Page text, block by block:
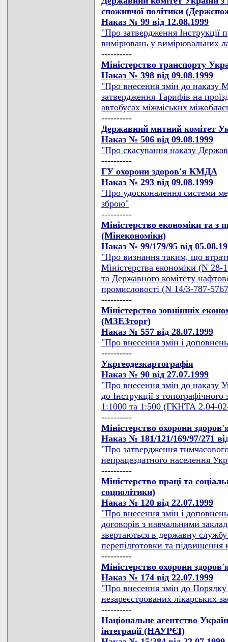
споживчої політики
Наказ № 99 від 12.08.1999
"Про затвердження Інструкції
вимірювань у вимірювальних
----------
Міністерство транспорту
Наказ № 398 від 09.08.1999
"Про внесення змін до наказу
затвердження Тарифів на
автобусах міжміських
----------
Державний митний комітет
Наказ № 506 від 09.08.1999
"Про скасування наказу
----------
ГУ охорони здоров'я КМДА
Наказ № 293 від 09.08.1999
"Про удосконалення системи
зброю"
----------
Міністерство економіки та з
(Мінекономіки)
Наказ № 99/179/95 від
"Про визнання таким, що
Міністерства економіки (N 28-
та Державного комітету
промисловості (N 14/3-787-
----------
Міністерство зовнішніх
(МЗЕЗторг)
Наказ № 557 від 28.07.1999
"Про внесення змін і
----------
Укргеодезкартографія
Наказ № 90 від 27.07.1999
"Про внесення змін до наказу
до Інструкції з
1:1000 та 1:500 (ГКНТА 2.04-
----------
Міністерство охорони
Наказ № 181/121/169/97/271
"Про затвердження
непрацездатного населення
----------
Міністерство праці та
соцполітики)
Наказ № 120 від 22.07.1999
"Про внесення змін і
договорів з навчальними
звертаються в державну
перепідготовки та підвищення
----------
Міністерство охорони
Наказ № 174 від 22.07.1999
"Про внесення змін до
незареєстрованих лікарських
----------
Національне агентство
інтеграції (НАУРЄІ)